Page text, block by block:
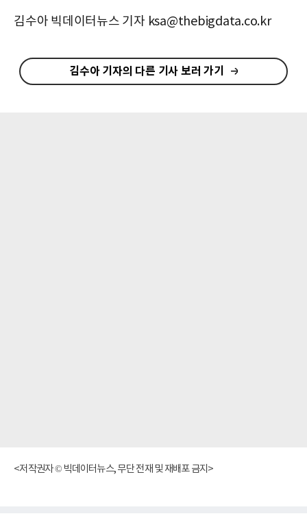
김수아 빅데이터뉴스 기자 ksa@thebigdata.co.kr
김수아 기자의 다른 기사 보러 가기
<저작권자 © 빅데이터뉴스, 무단 전재 및 재배포 금지>